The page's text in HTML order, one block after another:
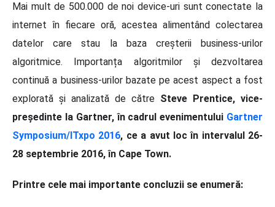
Mai mult de 500.000 de noi device-uri sunt conectate la
internet în fiecare oră, acestea alimentând colectarea
datelor care stau la baza creșterii business-urilor
algoritmice. Importanța algoritmilor și dezvoltarea
continuă a business-urilor bazate pe acest aspect a fost
explorată și analizată de către Steve Prentice, vice-
președinte la Gartner, în cadrul evenimentului Gartner
Symposium/ITxpo 2016, ce a avut loc în intervalul 26-
28 septembrie 2016, în Cape Town.
Printre cele mai importante concluzii se enumeră: